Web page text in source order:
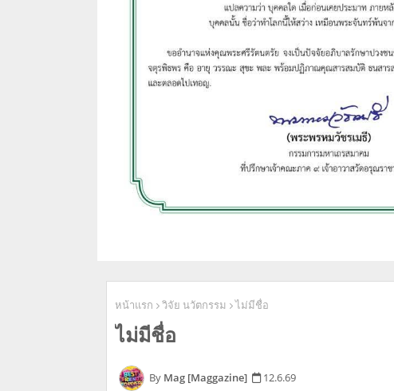
หน้าแรก วิจัย นวัตกรรม ไม่มีชื่อ
ไม่มีชื่อ
Mag [Maggazine] 12.6.69